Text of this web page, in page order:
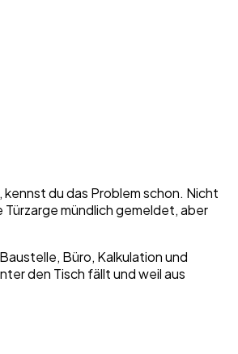
du das Problem schon. Nicht
mündlich gemeldet, aber
Büro, Kalkulation und
den Tisch fällt und weil aus